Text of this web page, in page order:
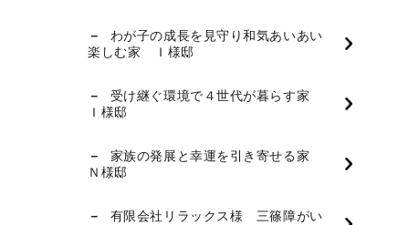
わが子の成長を見守り和気あいあい
楽しむ家 Ｉ様邸
受け継ぐ環境で４世代が暮らす家
Ｉ様邸
家族の発展と幸運を引き寄せる家
Ｎ様邸
有限会社リラックス様 三篠障がい